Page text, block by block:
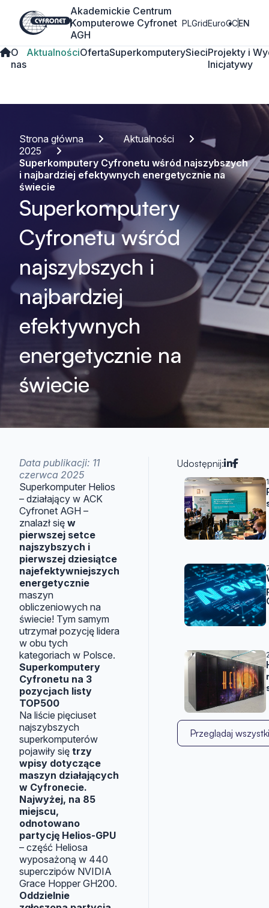
Akademickie Centrum
Komputerowe Cyfronet
AGH
PLGridEuroCCEN
O
nas
AktualnościOfertaSuperkomputerySieciProjekty i
Inicjatywy
Strona główna
Aktualności
2025
Superkomputery Cyfronetu wśród najszybszych
i najbardziej efektywnych energetycznie na
świecie
Superkomputery
Cyfronetu wśród
najszybszych i
najbardziej
efektywnych
energetycznie na
świecie
Data publikacji: 11
czerwca 2025
Superkomputer Helios
– działający w ACK
Cyfronet AGH –
znalazł się w
pierwszej setce
najszybszych i
pierwszej dziesiątce
najefektywniejszych
energetycznie
maszyn
obliczeniowych na
świecie! Tym samym
utrzymał pozycję lidera
w obu tych
kategoriach w Polsce.
Superkomputery
Cyfronetu na 3
pozycjach listy
TOP500
Na liście pięciuset
najszybszych
superkomputerów
pojawiły się trzy
wpisy dotyczące
maszyn działających
w Cyfronecie.
Najwyżej, na 85
miejscu,
odnotowano
partycję Helios-GPU
– część Heliosa
wyposażoną w 440
superczipów NVIDIA
Grace Hopper GH200.
Oddzielnie
Udostępnij:
Artykuły
Przeglądaj